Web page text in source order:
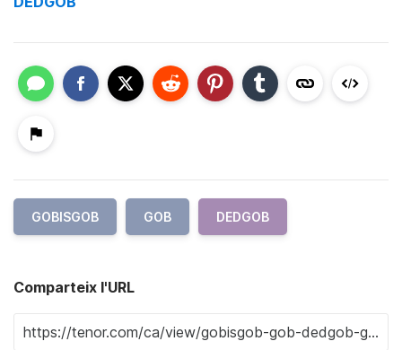
GOBISGOB GOB DEDGOB
Comparteix l'URL